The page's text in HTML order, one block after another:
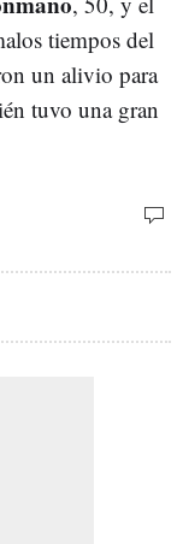
tiempos del
un alivio para
tuvo una gran